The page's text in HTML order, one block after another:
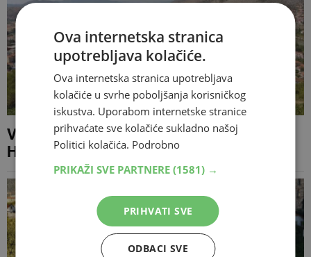
Vremenska prognoza za Mostar i
Hercegovinu - 9.07.2026
Ova internetska stranica
upotrebljava kolačiće.
Ova internetska stranica upotrebljava
kolačiće u svrhe poboljšanja korisničkog
iskustva. Uporabom internetske stranice
prihvaćate sve kolačiće sukladno našoj
Politici kolačića. Podrobno
PRIKAŽI SVE PARTNERE (1581) →
PRIHVATI SVE
ODBACI SVE